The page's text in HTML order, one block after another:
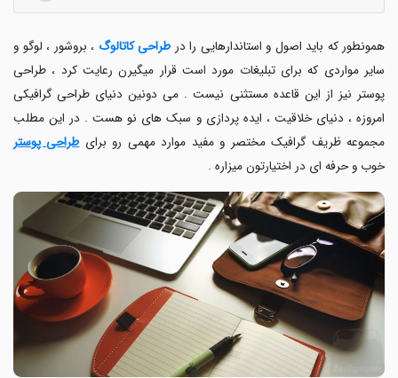
همونطور که باید اصول و استاندارهایی را در طراحی کاتالوگ ، بروشور ، لوگو و
سایر مواردی که برای تبلیغات مورد است قرار میگیرن رعایت کرد ، طراحی
پوستر نیز از این قاعده مستثنی نیست . می دونین دنیای طراحی گرافیکی
امروزه ، دنیای خلاقیت ، ایده پردازی و سبک های نو هست . در این مطلب
مجموعه ظریف گرافیک مختصر و مفید موارد مهمی رو برای طراحی پوستر
خوب و حرفه ای در اختیارتون میزاره .